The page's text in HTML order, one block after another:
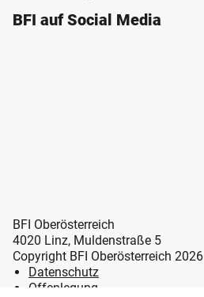
BFI auf Social Media
BFI Oberösterreich
4020 Linz, Muldenstraße 5
Copyright BFI Oberösterreich 2026
Datenschutz
Offenlegung